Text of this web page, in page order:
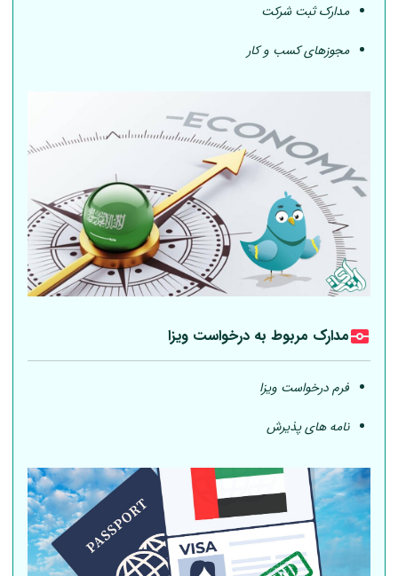
مدارک ثبت شرکت
مجوزهای کسب و کار
مدارک مربوط به درخواست ویزا
فرم درخواست ویزا
نامه های پذیرش